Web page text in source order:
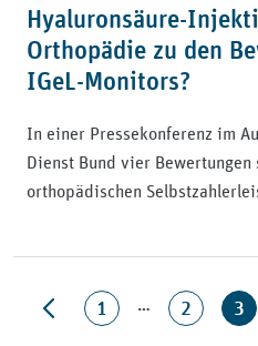
Hyaluronsäure-
Orthopädie zu den
IGeL-Monitors?
In einer Pressekonferenz im
Dienst Bund vier
orthopädischen
1 … 2 3